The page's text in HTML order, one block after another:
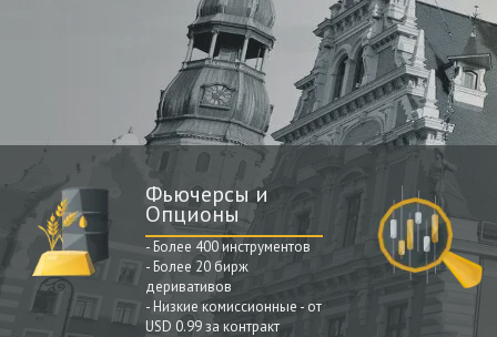
Фьючерсы и
Опционы
- Более 400 инструментов
- Более 20 бирж
деривативов
- Низкие комиссионные - от
USD 0.99 за контракт